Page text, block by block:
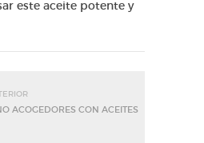
este aceite potente y
ACOGEDORES CON ACEITES